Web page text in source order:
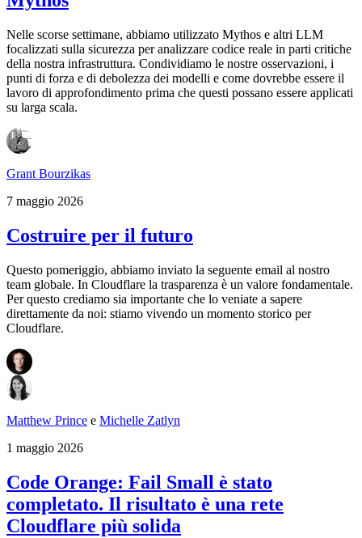
Nelle scorse settimane, abbiamo utilizzato Mythos e altri LLM
focalizzati sulla sicurezza per analizzare codice reale in parti critiche
della nostra infrastruttura. Condividiamo le nostre osservazioni, i
punti di forza e di debolezza dei modelli e come dovrebbe essere il
lavoro di approfondimento prima che questi possano essere applicati
su larga scala.
Grant Bourzikas
7 maggio 2026
Costruire per il futuro
Questo pomeriggio, abbiamo inviato la seguente email al nostro
team globale. In Cloudflare la trasparenza è un valore fondamentale.
Per questo crediamo sia importante che lo veniate a sapere
direttamente da noi: stiamo vivendo un momento storico per
Cloudflare.
Matthew Prince e Michelle Zatlyn
1 maggio 2026
Code Orange: Fail Small è stato
completato. Il risultato è una rete
Cloudflare più solida